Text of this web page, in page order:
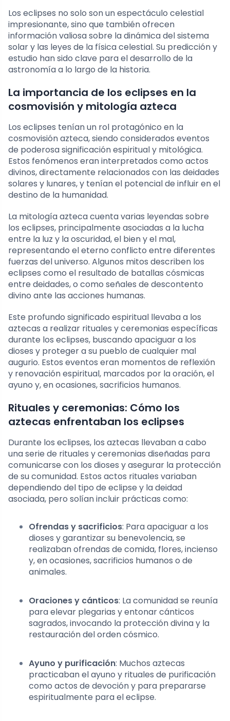
Los eclipses no solo son un espectáculo celestial
impresionante, sino que también ofrecen
información valiosa sobre la dinámica del sistema
solar y las leyes de la física celestial. Su predicción y
estudio han sido clave para el desarrollo de la
astronomía a lo largo de la historia.
La importancia de los eclipses en la
cosmovisión y mitología azteca
Los eclipses tenían un rol protagónico en la
cosmovisión azteca, siendo considerados eventos
de poderosa significación espiritual y mitológica.
Estos fenómenos eran interpretados como actos
divinos, directamente relacionados con las deidades
solares y lunares, y tenían el potencial de influir en el
destino de la humanidad.
La mitología azteca cuenta varias leyendas sobre
los eclipses, principalmente asociadas a la lucha
entre la luz y la oscuridad, el bien y el mal,
representando el eterno conflicto entre diferentes
fuerzas del universo. Algunos mitos describen los
eclipses como el resultado de batallas cósmicas
entre deidades, o como señales de descontento
divino ante las acciones humanas.
Este profundo significado espiritual llevaba a los
aztecas a realizar rituales y ceremonias específicas
durante los eclipses, buscando apaciguar a los
dioses y proteger a su pueblo de cualquier mal
augurio. Estos eventos eran momentos de reflexión
y renovación espiritual, marcados por la oración, el
ayuno y, en ocasiones, sacrificios humanos.
Rituales y ceremonias: Cómo los
aztecas enfrentaban los eclipses
Durante los eclipses, los aztecas llevaban a cabo
una serie de rituales y ceremonias diseñadas para
comunicarse con los dioses y asegurar la protección
de su comunidad. Estos actos rituales variaban
dependiendo del tipo de eclipse y la deidad
asociada, pero solían incluir prácticas como:
Ofrendas y sacrificios: Para apaciguar a los
dioses y garantizar su benevolencia, se
realizaban ofrendas de comida, flores, incienso
y, en ocasiones, sacrificios humanos o de
animales.
Oraciones y cánticos: La comunidad se reunía
para elevar plegarias y entonar cánticos
sagrados, invocando la protección divina y la
restauración del orden cósmico.
Ayuno y purificación: Muchos aztecas
practicaban el ayuno y rituales de purificación
como actos de devoción y para prepararse
espiritualmente para el eclipse.